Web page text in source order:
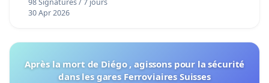
30 Apr 2026
Après la mort de Diégo , agissons pour la sécurité
dans les gares Ferroviaires Suisses